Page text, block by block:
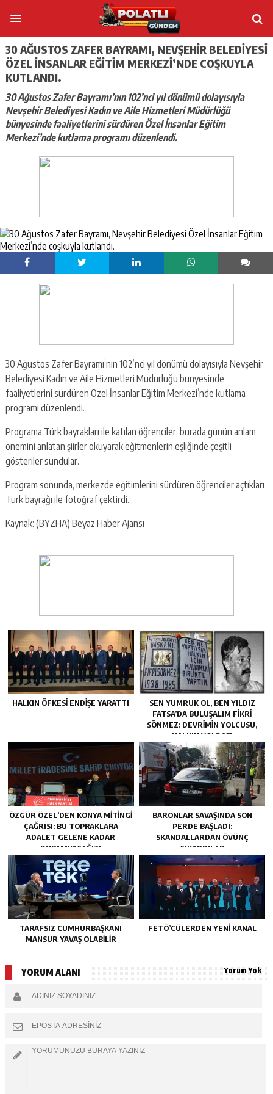
30 AĞUSTOS ZAFER BAYRAMI, NEVŞEHIR BELEDIYESI
ÖZEL İNSANLAR EĞITIM MERKEZI’NDE COŞKUYLA
KUTLANDI.
30 Ağustos Zafer Bayramı’nın 102’nci yıl dönümü dolayısıyla
Nevşehir Belediyesi Kadın ve Aile Hizmetleri Müdürlüğü
bünyesinde faaliyetlerini sürdüren Özel İnsanlar Eğitim
Merkezi’nde kutlama programı düzenlendi.
30 Ağustos Zafer Bayramı’nın 102’nci yıl dönümü dolayısıyla Nevşehir
Belediyesi Kadın ve Aile Hizmetleri Müdürlüğü bünyesinde
faaliyetlerini sürdüren Özel İnsanlar Eğitim Merkezi’nde kutlama
programı düzenlendi.
Programa Türk bayrakları ile katılan öğrenciler, burada günün anlam
önemini anlatan şiirler okuyarak eğitmenlerin eşliğinde çeşitli
gösteriler sundular.
Program sonunda, merkezde eğitimlerini sürdüren öğrenciler açtıkları
Türk bayrağı ile fotoğraf çektirdi.
Kaynak: (BYZHA) Beyaz Haber Ajansı
HALKIN ÖFKESI ENDIŞE YARATTI
SEN YUMRUK OL, BEN YILDIZ
FATSA’DA BULUŞALIM FIKRI
SÖNMEZ: DEVRIMIN YOLCUSU,
HALKIN YOLDAŞI
ÖZGÜR ÖZEL’DEN KONYA MITINGI
ÇAĞRISI: BU TOPRAKLARA
ADALET GELENE KADAR
DURMAYACAĞIZ!
BARONLAR SAVAŞINDA SON
PERDE BAŞLADI:
SKANDALLARDAN ÖVÜNÇ
ÇIKARDILAR
TARAFSIZ CUMHURBAŞKANI
MANSUR YAVAŞ OLABİLİR
FETÖ’CÜLERDEN YENI KANAL
YORUM ALANI Yorum Yok